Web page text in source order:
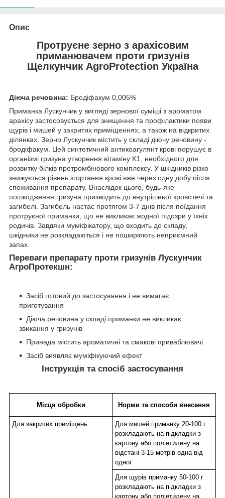
Опис
Протруєне зерно з арахісовим
приманювачем проти гризунів
Щелкунчик AgroProtection Україна
Діюча речовина: Бродіфакум 0,005%
Приманка Лускунчик у вигляді зернової суміші з ароматом
арахісу застосовується для знищення та профілактики появи
щурів і мишей у закритих приміщеннях, а також на відкритих
ділянках. Зерно Лускунчик містить у складі діючу речовину -
бродіфакум. Цей синтетичний антикоагулянт крові порушує в
організмі гризуна утворення вітаміну K1, необхідного для
розвитку білків протромбінового комплексу. У шкідників різко
знижується рівень згортання крові вже через одну добу після
споживання препарату. Внаслідок цього, будь-яке
пошкодження гризуна призводить до внутрішньої кровотечі та
загибелі. Загибель настає протягом 3-7 днів після поїдання
протруєної приманки, що не викликає жодної підозри у їхніх
родичів. Завдяки муміфікатору, що входить до складу,
шкідники не розкладаються і не поширюють неприємний
запах.
Переваги препарату проти гризунів Лускунчик
АгроПротекшн:
Засіб готовий до застосування і не вимагає
приготування
Діюча речовина у складі приманки не викликає
звикання у гризунів
Принада містить ароматичні та смакові приваблювачі
Засіб виявляє муміфікуючий ефект
Інструкція та спосіб застосування
Місця обробки Норми та способи внесення
Для закритих приміщень
Для мишей приманку 20-100 г
розкладають на підкладки з
картону або поліетилену на
відстані 3-15 метрів одна від
одної
Для щурів приманку 50-100 г
розкладають на підкладки з
картону або поліетилену на